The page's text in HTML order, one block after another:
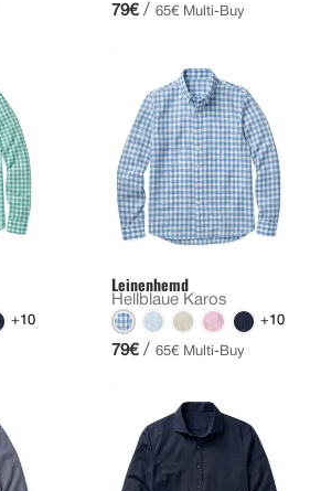
79€ / 65€ Multi-Buy
+10
Leinenhemd
Hellblaue Karos
+10
79€ / 65€ Multi-Buy